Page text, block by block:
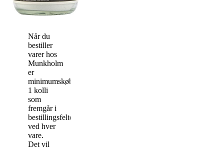
Når du
bestiller
varer hos
Munkholm
er
minimumskøbet
1 kolli
som
fremgår i
bestillingsfeltet
ved hver
vare.
Det vil